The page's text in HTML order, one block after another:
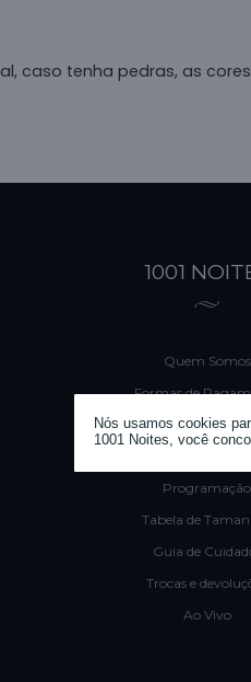
caso tenha pedras, as
Nós usamos cookies
1001 Noites, você
1001
Quem Somos
Formas de
Fale Conosco
Programação
Tabela de
Guia de
Trocas e
Ao Vivo